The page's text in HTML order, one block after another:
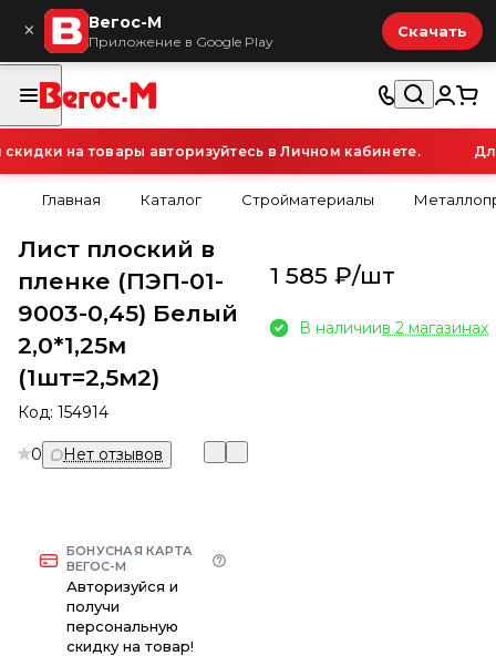
× Вегос-М
Приложение в Google Play
Скачать
на товары авторизуйтесь в Личном кабинете.
Главная Каталог Стройматериалы
Лист плоский в
пленке (ПЭП-01-
9003-0,45) Белый
2,0*1,25м
(1шт=2,5м2)
Код: 154914
0 Нет отзывов
БОНУСНАЯ КАРТА
ВЕГОС-М
Авторизуйся и
получи
персональную
скидку на товар!
1 585 ₽/шт
В наличиив 2 магазинах